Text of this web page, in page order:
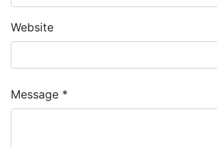
Website
Message *